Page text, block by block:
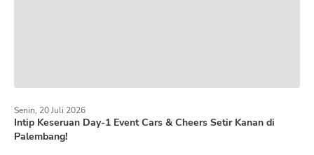
Intip Keseruan Day-1 Event Cars & Cheers Setir Kanan di
Palembang!
Senin, 20 Juli 2026